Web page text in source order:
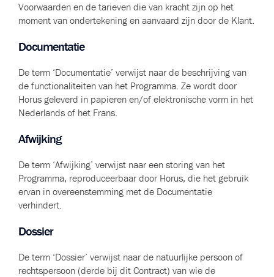
Voorwaarden en de tarieven die van kracht zijn op het
moment van ondertekening en aanvaard zijn door de Klant.
Documentatie
De term ‘Documentatie’ verwijst naar de beschrijving van
de functionaliteiten van het Programma. Ze wordt door
Horus geleverd in papieren en/of elektronische vorm in het
Nederlands of het Frans.
Afwijking
De term ‘Afwijking’ verwijst naar een storing van het
Programma, reproduceerbaar door Horus, die het gebruik
ervan in overeenstemming met de Documentatie
verhindert.
Dossier
De term ‘Dossier’ verwijst naar de natuurlijke persoon of
rechtspersoon (derde bij dit Contract) van wie de